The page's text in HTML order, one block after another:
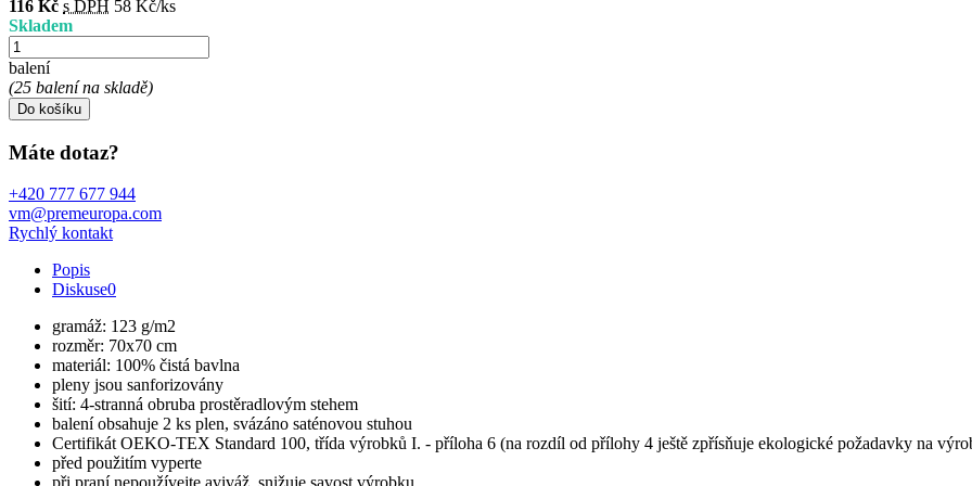
116 Kč s DPH 58 Kč/ks
Skladem
balení
(25 balení na skladě)
Do košíku
Máte dotaz?
+420 777 677 944
vm@premeuropa.com
Rychlý kontakt
Popis
Diskuse0
gramáž: 123 g/m2
rozměr: 70x70 cm
materiál: 100% čistá bavlna
pleny jsou sanforizovány
šití: 4-stranná obruba prostěradlovým stehem
balení obsahuje 2 ks plen, svázáno saténovou stuhou
Certifikát OEKO-TEX Standard 100, třída výrobků I. - příloha 6 (na rozdíl od přílohy 4 ještě zpřísňuje ekologické požadavky na
před použitím vyperte